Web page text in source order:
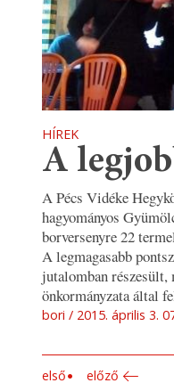
HÍREK
A
A Pécs Vidéke
hagyományos
borversenyre 22
A legmagasabb
jutalomban részesült,
önkormányzata által
bori 2015. április 3.
első előző